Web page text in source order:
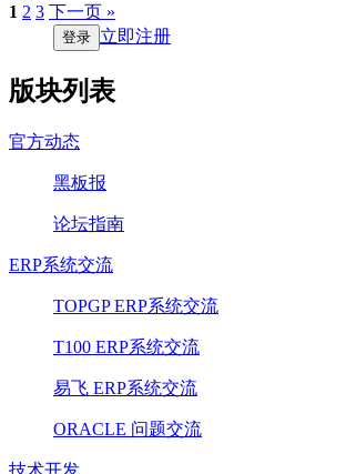
1 2 3 下一页 »
登录 立即注册
版块列表
官方动态
黑板报
论坛指南
ERP系统交流
TOPGP ERP系统交流
T100 ERP系统交流
易飞 ERP系统交流
ORACLE 问题交流